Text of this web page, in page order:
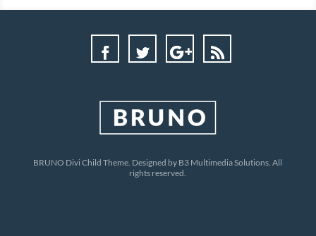
BRUNO Divi Child Theme. Designed by B3 Multimedia Solutions. All
rights reserved.